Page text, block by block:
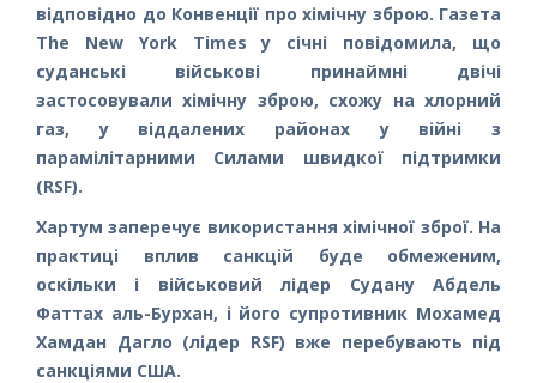
відповідно до Конвенції про хімічну зброю. Газета
The New York Times у січні повідомила, що
суданські військові принаймні двічі
застосовували хімічну зброю, схожу на хлорний
газ, у віддалених районах у війні з
парамілітарними Силами швидкої підтримки
(RSF).
Хартум заперечує використання хімічної зброї. На
практиці вплив санкцій буде обмеженим,
оскільки і військовий лідер Судану Абдель
Фаттах аль-Бурхан, і його супротивник Мохамед
Хамдан Дагло (лідер RSF) вже перебувають під
санкціями США.